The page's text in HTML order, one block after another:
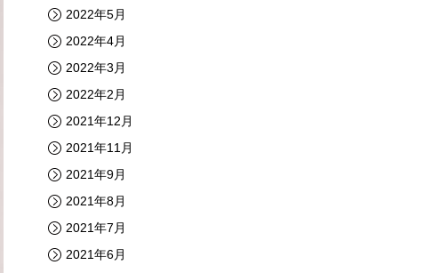
2022年5月
2022年4月
2022年3月
2022年2月
2021年12月
2021年11月
2021年9月
2021年8月
2021年7月
2021年6月